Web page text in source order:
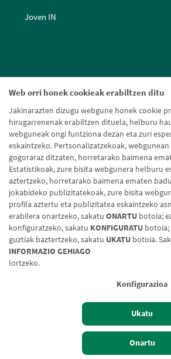
Web orri honek cookieak erabiltzen ditu
Jakinarazten dizugu webgune honek cookie
hirugarrenenak erabiltzen dituela, helburu
webguneak ongi funtziona dezan eta zuri
eskaintzeko. Pertsonalizatzekoak,
gogoraraz ditzaten, horretarako baimena
Estatistikoak, zure bisita webgunera helburu
aztertzeko, horretarako baimena ematen
jokabideko publizitatekoak, zure bisita
profila aztertu eta publizitatea eskaintzeko
erabilera onartzeko, sakatu ONARTU botoia;
konfiguratzeko, sakatu KONFIGURATU botoia;
guztiak baztertzeko, sakatu UKATU botoia.
INFORMAZIO GEHIAGO
lortzeko.
Konfigurazioa
Ukatu
Onartu
Izan bezero
Joven IN
Cookien politika